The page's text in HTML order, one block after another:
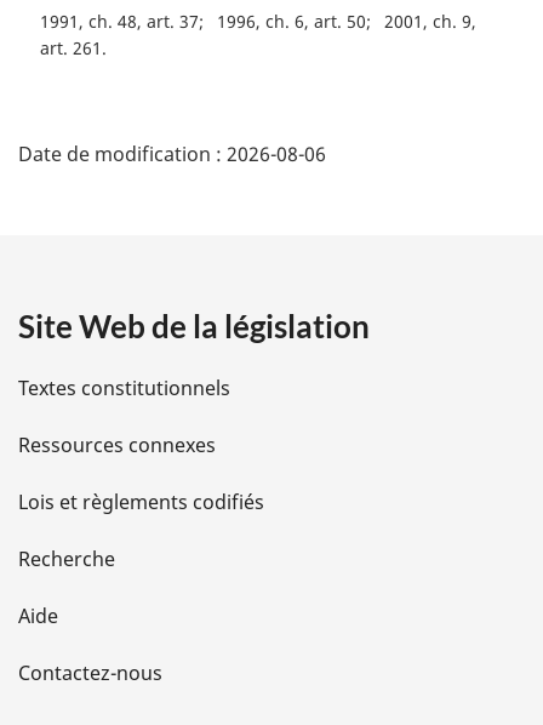
e
:
1991, ch. 48, art. 37 1996, ch. 6, art. 50
2001, ch. 9,
art. 261
é
i
l
s
d
e
l
Date de modification : 2026-08-06
Site Web de la législation
Textes constitutionnels
Ressources connexes
Lois et règlements codifiés
Recherche
Aide
Contactez-nous